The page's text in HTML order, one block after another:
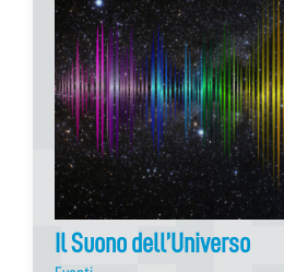
Il Suono dell’Universo